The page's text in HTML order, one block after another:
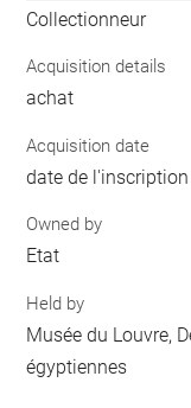
Collectionneur
Acquisition details
achat
Acquisition date
date de
Owned by
Etat
Held by
Musée du Louvre,
égyptiennes